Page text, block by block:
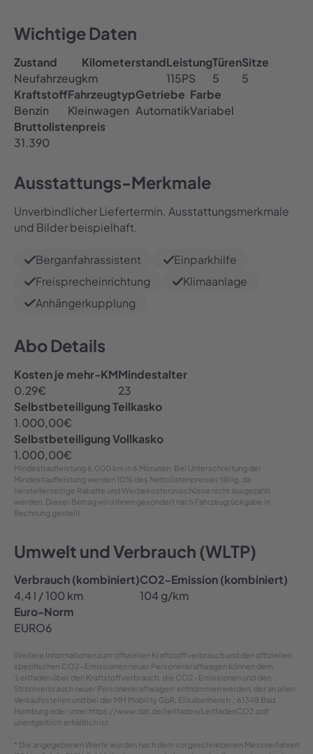
Wichtige Daten
Zustand
Neufahrzeug
Kilometerstand
km
Leistung
115PS
Türen
5
Sitze
5
Kraftstoff
Benzin
Fahrzeugtyp
Kleinwagen
Getriebe
Automatik
Farbe
Variabel
Bruttolistenpreis
31.390
Ausstattungs-Merkmale
Unverbindlicher Liefertermin. Ausstattungsmerkmale
und Bilder beispielhaft.
Berganfahrassistent
Einparkhilfe
Freisprecheinrichtung
Klimaanlage
Anhängerkupplung
Abo Details
Kosten je mehr-KM
0.29€
Mindestalter
23
Selbstbeteiligung Teilkasko
1.000,00€
Selbstbeteiligung Vollkasko
1.000,00€
Mindestlaufleistung 6.000 km in 6 Monaten . Bei Unterschreitung der
Mindestlaufleistung werden 10% des Nettolistenpreises fällig, da
herstellerseitige Rabatte und Werbekostenzuschüsse nicht ausgezahlt
werden. Dieser Betrag wird Ihnen gesondert nach Fahrzeugrückgabe in
Rechnung gestellt.
Umwelt und Verbrauch (WLTP)
Verbrauch (kombiniert)
4,4 l / 100 km
CO2-Emission (kombiniert)
104 g/km
Euro-Norm
EURO6
Weitere Informationen zum offiziellen Kraftstoffverbrauch und den offiziellen
spezifischen CO2-Emissionen neuer Personenkraftwagen können dem
'Leitfaden über den Kraftstoffverbrauch, die CO2-Emissionen und den
Stromverbrauch neuer Personenkraftwagen' entnommen werden, der an allen
Verkaufsstellen und bei der MM Mobility GbR, Elisabethenstr., 61348 Bad
Homburg oder unter https://www.dat.de/leitfaden/LeitfadenCO2.pdf
unentgeltlich erhältlich ist.
* Die angegebenen Werte wurden nach dem vorgeschriebenen Messverfahren